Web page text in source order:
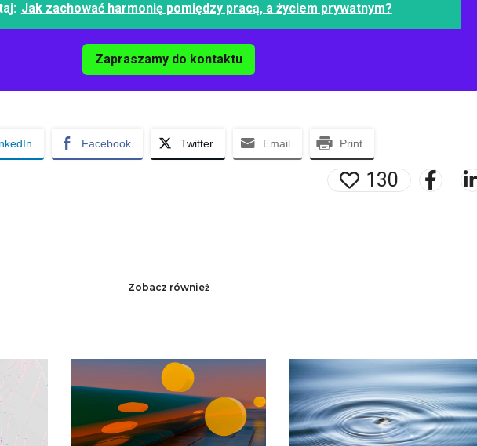
Jak zachować harmonię pomiędzy pracą, a życiem prywatnym?
Zapraszamy do kontaktu
Facebook Twitter Email Print
130
Zobacz również